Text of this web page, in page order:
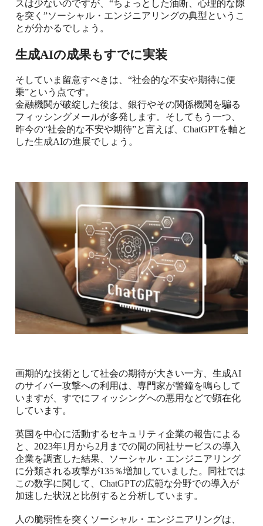
スは少ないのですが、“ちょっとした油断、心理的な隙
を突く”ソーシャル・エンジニアリングの典型というこ
とが分かるでしょう。
生成AIの成果もすでに実装
そしていま留意すべきは、“社会的な不安や期待に便
乗”という点です。
金融機関が破綻した後は、銀行やその関係機関を騙る
フィッシングメールが多発します。そしてもう一つ、
昨今の“社会的な不安や期待”と言えば、 ChatGPTを軸と
した生成AIの進展でしょう。
画期的な技術として社会の期待が大きい一方、生成AI
のサイバー攻撃への利用は、専門家が警鐘を鳴らして
いますが、すでにフィッシングへの悪用などで顕在化
しています。
英国を中心に活動するセキュリティ企業の報告による
と、 2023年1月から2月までの間の同社サービスの導入
企業を調査した結果、ソーシャル・エンジニアリング
に分類される攻撃が135％増加していました。同社では
この数字に関して、 ChatGPTの広範な分野での導入が
加速した状況と比例すると分析しています。
人の脆弱性を突くソーシャル・エンジニアリングは、